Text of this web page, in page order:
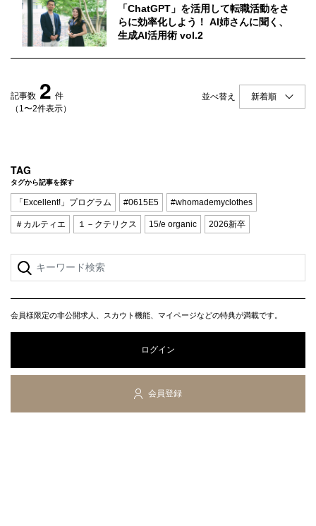
「ChatGPT」を活用して転職活動をさ
らに効率化しよう！ AI姉さんに聞く、
生成AI活用術 vol.2
記事数 2 件
（1〜2件表示）
並べ替え
TAG
タグから記事を探す
「Excellent!」プログラム #0615E5 #whomademyclothes
＃カルティエ １－クテリクス 15/e organic 2026新卒
会員様限定の非公開求人、スカウト機能、マイページなどの特典が満載です。
ログイン
会員登録